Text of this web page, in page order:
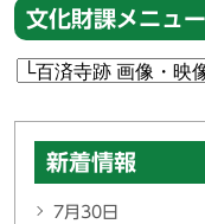
文化財課メニュー
新着情報
7月30日